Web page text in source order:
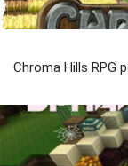
Chroma Hills RPG